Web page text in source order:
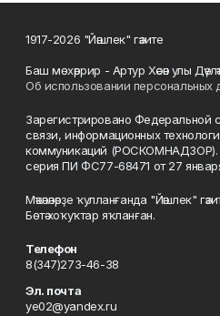
1917-2026 "Йәшлек" гәзите
Баш мөхәррир - Артур Хәсән улы
Об использовании персональных
Зарегистрировано Федеральной
связи, информационных
коммуникаций (РОСКОМНАДЗОР).
серия ПИ ФС77-68471 от 27
Мәҡәләләрҙе ҡулланғанда "Йәшлек"
Бөтә хоҡуҡтар яҡланған.
Телефон
8(347)273-46-38
Эл. почта
ye02@yandex.ru